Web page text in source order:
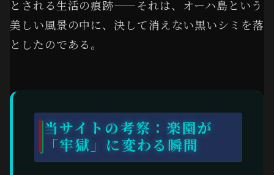
とされる生活の痕跡——それは、オーハ島という
美しい風景の中に、決して消えない黒いシミを落
としたのである。
当サイトの考察：楽園が
「牢獄」に変わる瞬間